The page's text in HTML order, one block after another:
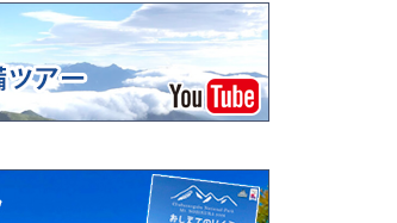
岩キキョウ
高山植物開花情報①